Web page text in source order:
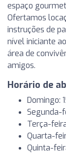
espaço
Ofertamos
instruções de
nível iniciante
área de
amigos.
Horário de
Domingo:
Segunda-
Terça-
Quarta-
Quinta-